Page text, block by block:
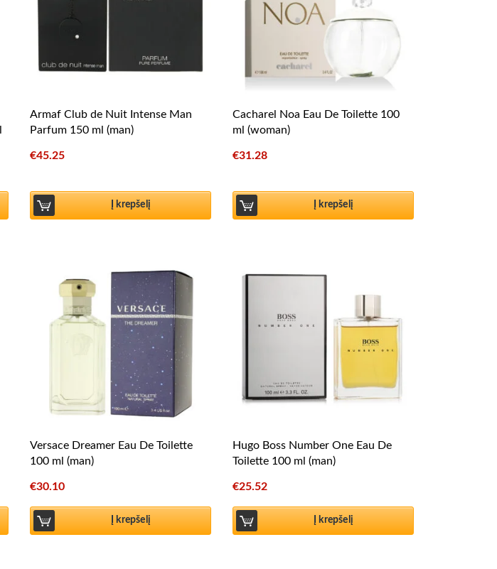
Armaf Club de Nuit Intense Man
Parfum 150 ml (man)
€45.25
Į krepšelį
Cacharel Noa Eau De Toilette 100
ml (woman)
€31.28
Į krepšelį
Versace Dreamer Eau De Toilette
100 ml (man)
€30.10
Į krepšelį
Hugo Boss Number One Eau De
Toilette 100 ml (man)
€25.52
Į krepšelį